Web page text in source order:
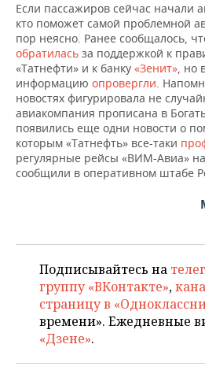
Если пассажиров сейчас начали
кто поможет самой проблемной
пор неясно. Ранее сообщалось,
обратилась за поддержкой к
«Татнефти» и к банку «Зенит», но
информацию опровергли.
новостях фигурировала не
авиакомпания прописана в
появились еще одни новости о
которым «Татнефть» все-таки
регулярные рейсы «ВИМ-Авиа»
сообщили в оперативном штабе
Подписывайтесь на
группу «ВКонтакте»,
страницу в
времени». Ежедневные
«Дзене».